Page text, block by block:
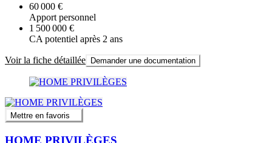
60 000 €
Apport personnel
1 500 000 €
CA potentiel après 2 ans
Voir la fiche détaillée Demander une documentation
Mettre en favoris
HOME PRIVILÈGES